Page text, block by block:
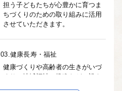
担う子どもたちが心豊かに育つま
ちづくりのための取り組みに活用
させていただきます。
03.健康長寿・福祉
健康づくりや高齢者の生きがいづ
くり、地域福祉の推進など、誰も